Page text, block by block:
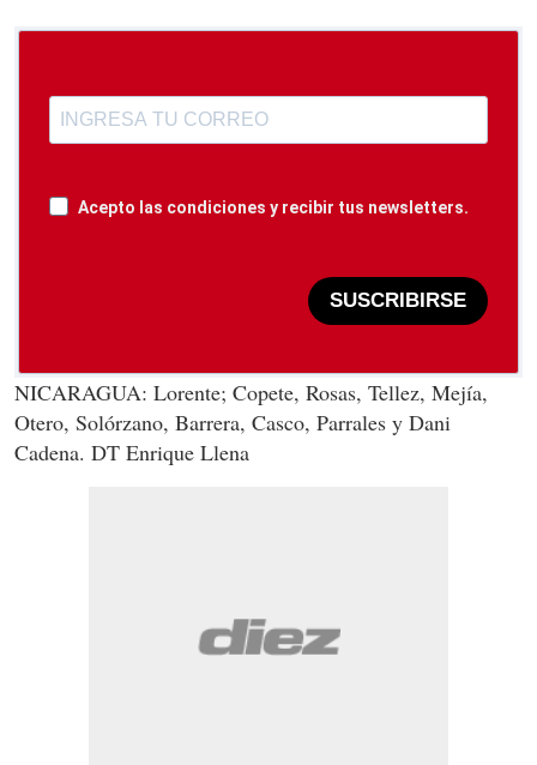
Acepto las condiciones y recibir tus newsletters.
SUSCRIBIRSE
NICARAGUA: Lorente; Copete, Rosas, Tellez, Mejía,
Otero, Solórzano, Barrera, Casco, Parrales y Dani
Cadena. DT Enrique Llena